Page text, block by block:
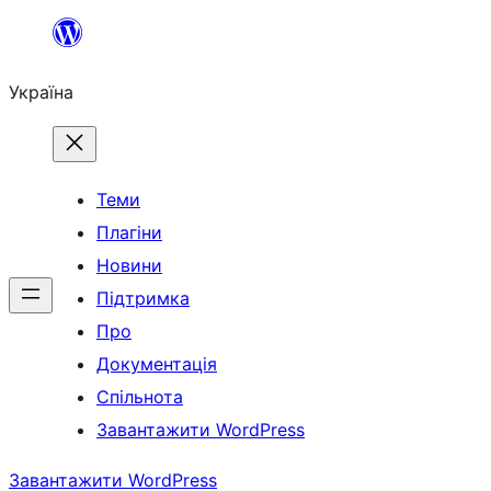
Перейти
вмісту
Україна
Теми
Плагіни
Новини
Підтримка
Про
Документація
Спільнота
Завантажити WordPress
Завантажити WordPress